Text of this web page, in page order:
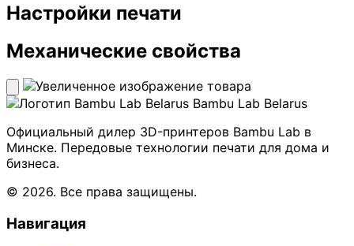
Настройки печати
Механические свойства
Bambu Lab Belarus
Официальный дилер 3D-принтеров Bambu Lab в
Минске. Передовые технологии печати для дома и
бизнеса.
© 2026. Все права защищены.
Навигация